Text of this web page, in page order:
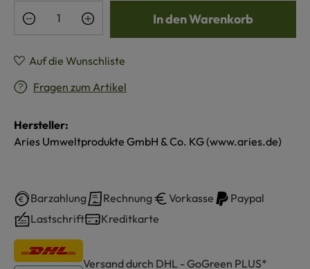
Produkt Anzahl: Gib den gewünschten
In den Warenkorb
Auf die Wunschliste
Fragen zum Artikel
Hersteller:
Aries Umweltprodukte GmbH & Co. KG (www.aries.de)
Barzahlung Rechnung Vorkasse
Paypal
Lastschrift
Kreditkarte
Versand durch DHL - GoGreen PLUS*